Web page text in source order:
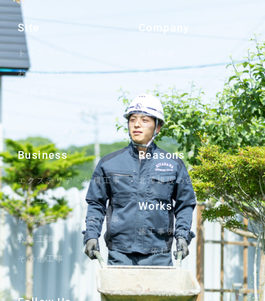
Site
トップページ
お問い合わせ
Company
代表メッセージ
沿革
スタッフブログ
Business
エクステリア・外構工事
新築工事
リフォーム(増改築)工事
公共工事
その他工事
Reasons
北澤建設の強み
Works
施工事例紹介
ご依頼の流れ